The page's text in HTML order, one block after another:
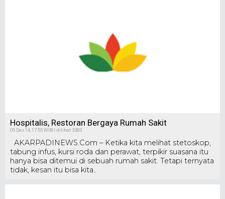
hanya bisa ditemui di sebuah rumah sakit. Tetapi ternyata
tidak, kesan itu bisa kita..